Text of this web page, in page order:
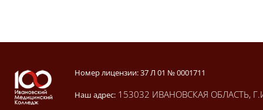
Блоки
Номер лицензии: 37 Л 01 № 0001711
Наш адрес: 153032 ИВАНОВСКАЯ ОБЛАСТЬ,